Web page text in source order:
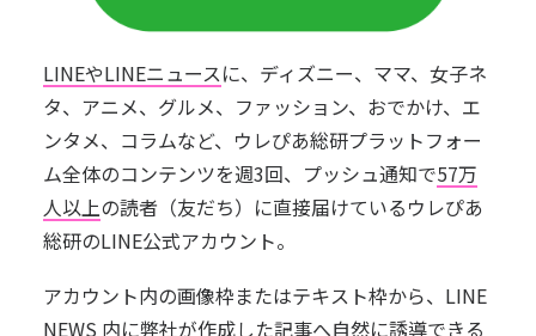
LINEやLINEニュースに、ディズニー、ママ、女子ネ
タ、アニメ、グルメ、ファッション、おでかけ、エ
ンタメ、コラムなど、 ウレぴあ総研プラットフォー
ム全体のコンテンツを週3回、プッシュ通知で57万
人以上の読者（友だち）に直接届けているウレぴあ
総研のLINE公式アカウント。
アカウント内の画像枠またはテキスト枠から、LINE
NEWS 内に弊社が作成した記事へ自然に誘導できる